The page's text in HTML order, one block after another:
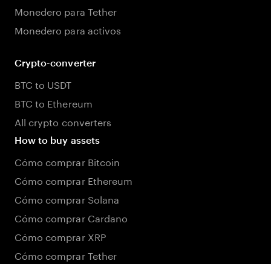
Monedero para Tether
Monedero para activos
Crypto-converter
BTC to USDT
BTC to Ethereum
All crypto converters
How to buy assets
Cómo comprar Bitcoin
Cómo comprar Ethereum
Cómo comprar Solana
Cómo comprar Cardano
Cómo comprar XRP
Cómo comprar Tether